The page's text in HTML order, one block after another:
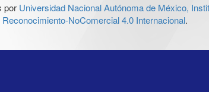
por Universidad Nacional Autónoma de México,
NoComercial 4.0 Internacional.